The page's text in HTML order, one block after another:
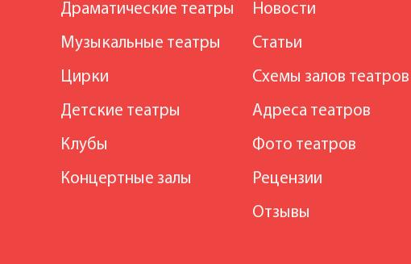
Драматические театры
Музыкальные театры
Цирки
Детские театры
Клубы
Концертные залы
Новости
Статьи
Схемы залов театров
Адреса театров
Фото театров
Рецензии
Отзывы